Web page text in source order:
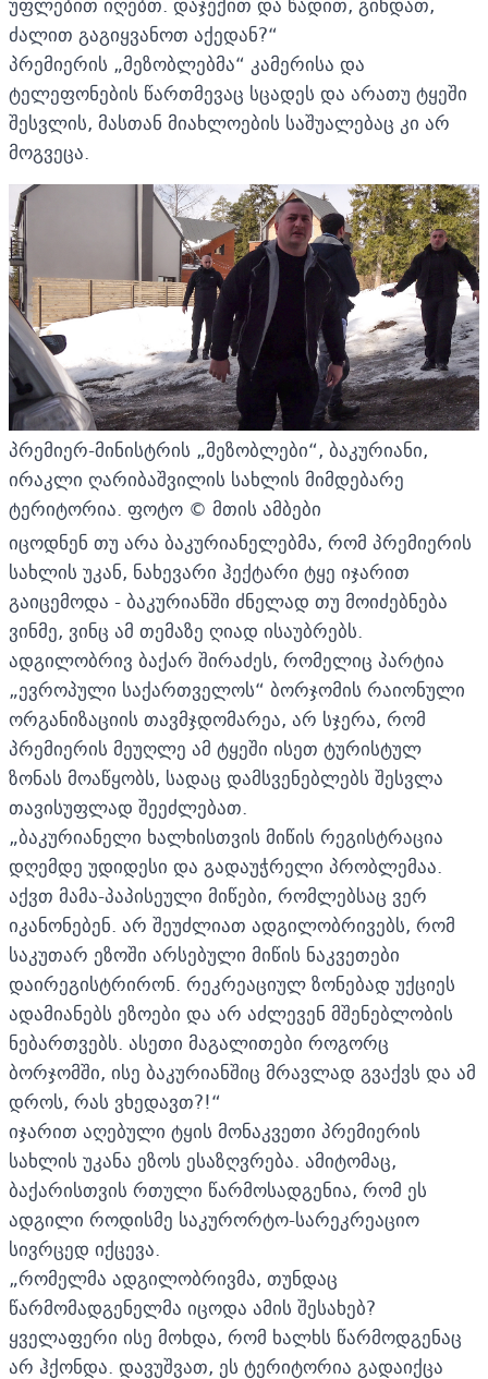
ძალით გაგიყვანოთ აქედან?“
პრემიერის „მეზობლებმა“ კამერისა და
ტელეფონების წართმევაც სცადეს და არათუ ტყეში
შესვლის, მასთან მიახლოების საშუალებაც კი არ
მოგვეცა.
პრემიერ-მინისტრის „მეზობლები“, ბაკურიანი,
ირაკლი ღარიბაშვილის სახლის მიმდებარე
ტერიტორია. ფოტო © მთის ამბები
იცოდნენ თუ არა ბაკურიანელებმა, რომ პრემიერის
სახლის უკან, ნახევარი ჰექტარი ტყე იჯარით
გაიცემოდა - ბაკურიანში ძნელად თუ მოიძებნება
ვინმე, ვინც ამ თემაზე ღიად ისაუბრებს.
ადგილობრივ ბაქარ შირაძეს, რომელიც პარტია
„ევროპული საქართველოს“ ბორჯომის რაიონული
ორგანიზაციის თავმჯდომარეა, არ სჯერა, რომ
პრემიერის მეუღლე ამ ტყეში ისეთ ტურისტულ
ზონას მოაწყობს, სადაც დამსვენებლებს შესვლა
თავისუფლად შეეძლებათ.
„ბაკურიანელი ხალხისთვის მიწის რეგისტრაცია
დღემდე უდიდესი და გადაუჭრელი პრობლემაა.
აქვთ მამა-პაპისეული მიწები, რომლებსაც ვერ
იკანონებენ. არ შეუძლიათ ადგილობრივებს, რომ
საკუთარ ეზოში არსებული მიწის ნაკვეთები
დაირეგისტრირონ. რეკრეაციულ ზონებად უქციეს
ადამიანებს ეზოები და არ აძლევენ მშენებლობის
ნებართვებს. ასეთი მაგალითები როგორც
ბორჯომში, ისე ბაკურიანშიც მრავლად გვაქვს და ამ
დროს, რას ვხედავთ?!“
იჯარით აღებული ტყის მონაკვეთი პრემიერის
სახლის უკანა ეზოს ესაზღვრება. ამიტომაც,
ბაქარისთვის რთული წარმოსადგენია, რომ ეს
ადგილი როდისმე საკურორტო-სარეკრეაციო
სივრცედ იქცევა.
„რომელმა ადგილობრივმა, თუნდაც
წარმომადგენელმა იცოდა ამის შესახებ?
ყველაფერი ისე მოხდა, რომ ხალხს წარმოდგენაც
არ ჰქონდა. დავუშვათ, ეს ტერიტორია გადაიქცა